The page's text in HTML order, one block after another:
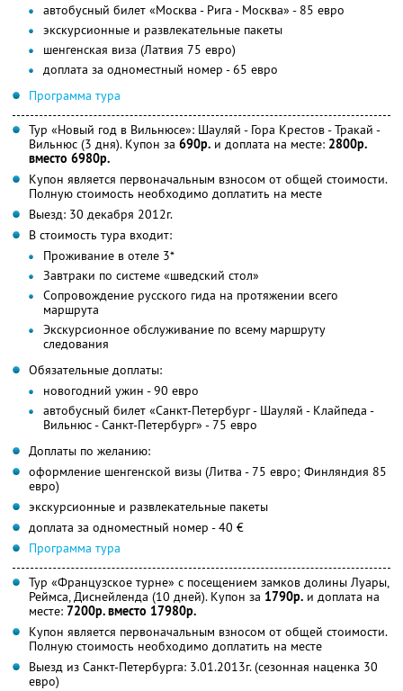
автобусный билет «Москва - Рига - Москва» - 85 евро
экскурсионные и развлекательные пакеты
шенгенская виза (Латвия 75 евро)
доплата за одноместный номер - 65 евро
Программа тура
Тур «Новый год в Вильнюсе»: Шауляй - Гора Крестов - Тракай -
Вильнюс (3 дня). Купон за 690р. и доплата на месте: 2800р.
вместо 6980р.
Купон является первоначальным взносом от общей стоимости.
Полную стоимость необходимо доплатить на месте
Выезд: 30 декабря 2012г.
В стоимость тура входит:
Проживание в отеле 3*
Завтраки по системе «шведский стол»
Сопровождение русского гида на протяжении всего
маршрута
Экскурсионное обслуживание по всему маршруту
следования
Обязательные доплаты:
новогодний ужин - 90 евро
автобусный билет «Санкт-Петербург - Шауляй - Клайпеда -
Вильнюс - Санкт-Петербург» - 75 евро
Доплаты по желанию:
оформление шенгенской визы (Литва - 75 евро; Финляндия 85
евро)
экскурсионные и развлекательные пакеты
доплата за одноместный номер - 40 €
Программа тура
Тур «Французское турне» с посещением замков долины Луары,
Реймса, Диснейленда (10 дней). Купон за 1790р. и доплата на
месте: 7200р. вместо 17980р.
Купон является первоначальным взносом от общей стоимости.
Полную стоимость необходимо доплатить на месте
Выезд из Санкт-Петербурга: 3.01.2013г. (сезонная наценка 30
евро)